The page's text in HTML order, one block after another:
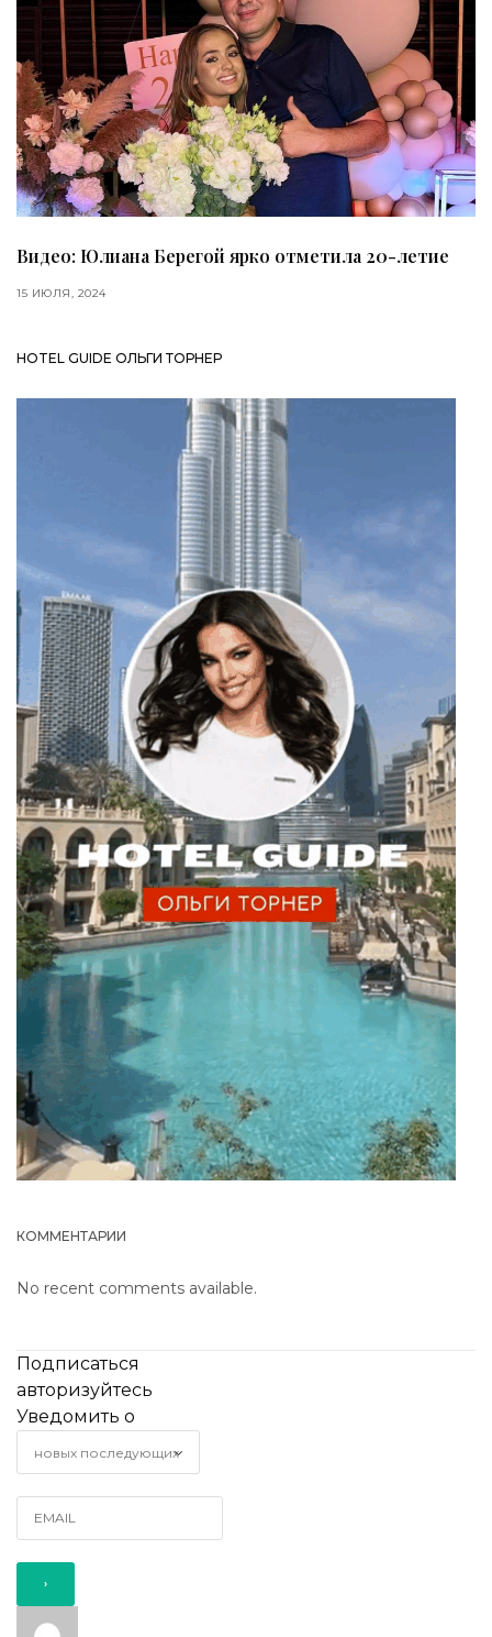
Видео: Юлиана Берегой ярко отметила 20-летие
15 ИЮЛЯ, 2024
HOTEL GUIDE ОЛЬГИ ТОРНЕР
КОММЕНТАРИИ
No recent comments available.
Подписаться
авторизуйтесь
Уведомить о